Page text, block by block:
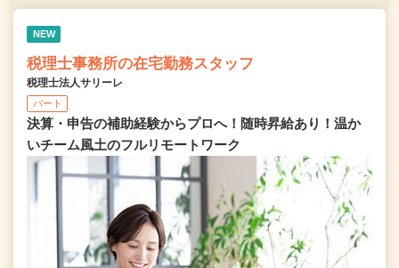
NEW
税理士事務所の在宅勤務スタッフ
税理士法人サリーレ
パート
決算・申告の補助経験からプロへ！随時昇給あり！温か
いチーム⾵⼟のフルリモートワーク